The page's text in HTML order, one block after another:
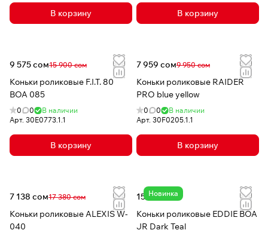
В корзину В корзину
9 575 сом15 900 сом
Коньки роликовые F.I.T. 80
BOA 085
0 0
В наличии
Арт. 30E0773.1.1
В корзину
7 959 сом9 950 сом
Коньки роликовые RAIDER
PRO blue yellow
0 0
В наличии
Арт. 30F0205.1.1
В корзину
7 138 сом17 380 сом
Коньки роликовые ALEXIS W-
040
Новинка
15 140 сом
Коньки роликовые EDDIE BOA
JR Dark Teal